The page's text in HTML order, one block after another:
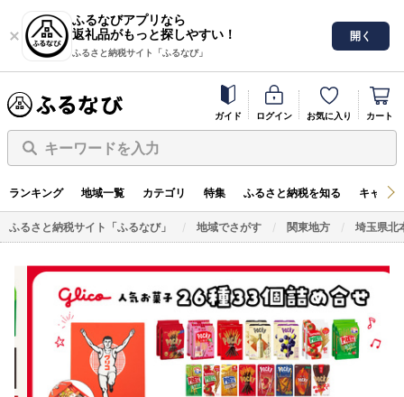
ふるなびアプリなら
返礼品がもっと探しやすい！
ふるさと納税サイト「ふるなび」
開く
ガイド ログイン お気に入り カート
キーワードを入力
ランキング 地域一覧 カテゴリ 特集 ふるさと納税を知る キャン
ふるさと納税サイト「ふるなび」 地域でさがす 関東地方 埼玉県北